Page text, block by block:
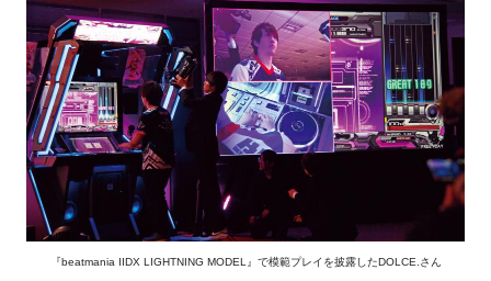
『beatmania IIDX LIGHTNING MODEL』で模範プレイを披露したDOLCE.さん